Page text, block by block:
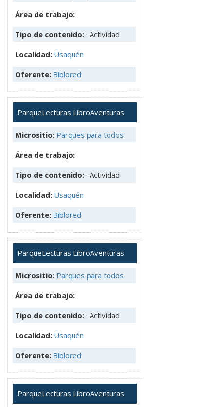
Área de trabajo:
Tipo de contenido: · Actividad
Localidad: Usaquén
Oferente: Biblored
ParqueLecturas LibroAventuras
Micrositio: Parques para todos
Área de trabajo:
Tipo de contenido: · Actividad
Localidad: Usaquén
Oferente: Biblored
ParqueLecturas LibroAventuras
Micrositio: Parques para todos
Área de trabajo:
Tipo de contenido: · Actividad
Localidad: Usaquén
Oferente: Biblored
ParqueLecturas LibroAventuras